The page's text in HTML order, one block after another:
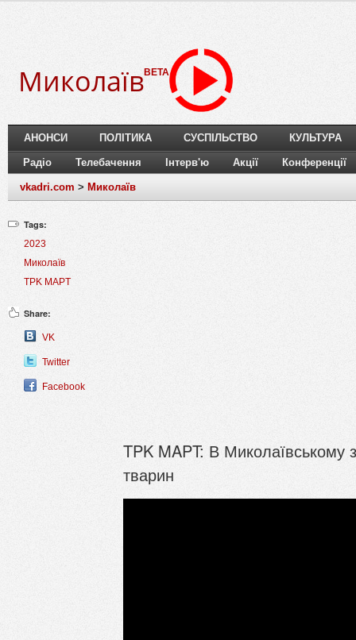
МиколаївBETA
АНОНСИ ПОЛІТИКА СУСПІЛЬСТВО КУЛЬТУРА
Радіо Телебачення Інтерв'ю Акції Конференції
vkadri.com > Миколаїв
Tags:
2023
Миколаїв
TPK MAPT
Share:
VK
Twitter
Facebook
TPK MAPT: В Миколаївському
тварин